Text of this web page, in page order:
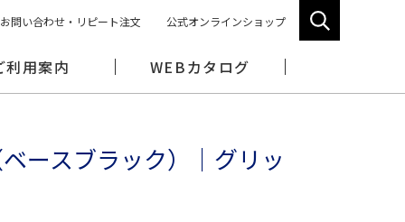
利用案内 WEBカタログ
お問い合わせ・リピート注文 公式オンラインショップ
ースブラック）｜グリッ